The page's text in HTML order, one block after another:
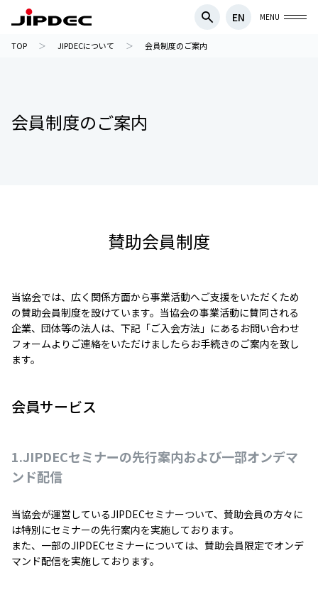
EN MENU
TOP JIPDECについて 会員制度のご案内
会員制度のご案内
賛助会員制度
当協会では、広く関係方面から事業活動へご支援をいただくため
の賛助会員制度を設けています。当協会の事業活動に賛同される
企業、団体等の法人は、下記「ご入会方法」にあるお問い合わせ
フォームよりご連絡をいただけましたらお手続きのご案内を致し
ます。
会員サービス
1.JIPDECセミナーの先行案内および一部オンデマ
ンド配信
当協会が運営しているJIPDECセミナーついて、賛助会員の方々に
は特別にセミナーの先行案内を実施しております。
また、一部のJIPDECセミナーについては、賛助会員限定でオンデ
マンド配信を実施しております。